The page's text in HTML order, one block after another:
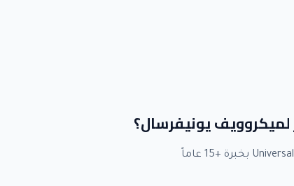
لميكروويف يونيفرسال؟